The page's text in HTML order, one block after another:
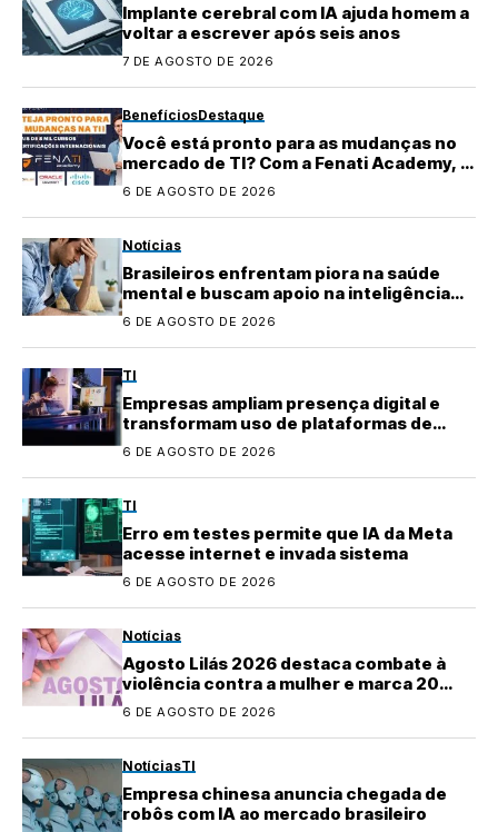
Implante cerebral com IA ajuda homem a
voltar a escrever após seis anos
7 DE AGOSTO DE 2026
BenefíciosDestaque
Você está pronto para as mudanças no
mercado de TI? Com a Fenati Academy, é
fácil se atualizar!
6 DE AGOSTO DE 2026
Notícias
Brasileiros enfrentam piora na saúde
mental e buscam apoio na inteligência
artificial
6 DE AGOSTO DE 2026
TI
Empresas ampliam presença digital e
transformam uso de plataformas de
conteúdo
6 DE AGOSTO DE 2026
TI
Erro em testes permite que IA da Meta
acesse internet e invada sistema
6 DE AGOSTO DE 2026
Notícias
Agosto Lilás 2026 destaca combate à
violência contra a mulher e marca 20
anos da Lei Maria da Penha
6 DE AGOSTO DE 2026
NotíciasTI
Empresa chinesa anuncia chegada de
robôs com IA ao mercado brasileiro